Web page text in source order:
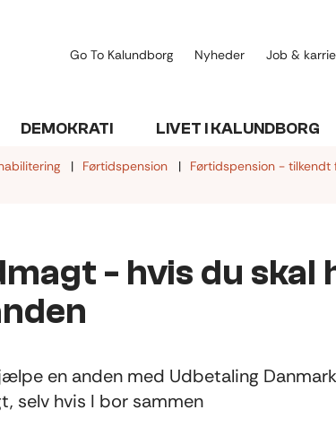
Go To Kalundborg Nyheder Job &
DEMOKRATI LIVET I KALUNDBORG
Førtidspension
Førtidspension - tilkendt
- hvis du skal
en anden med Udbetaling
selv hvis I bor sammen